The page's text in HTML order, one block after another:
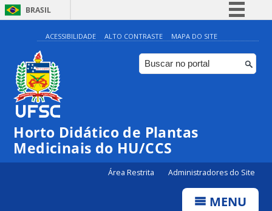
BRASIL
Simplifique!
Comunica BR
Participe
Canais
ACESSIBILIDADE ALTO CONTRASTE MAPA DO SITE
Horto Didático de Plantas
Medicinais do HU/CCS
Área Restrita Administradores do Site
MENU